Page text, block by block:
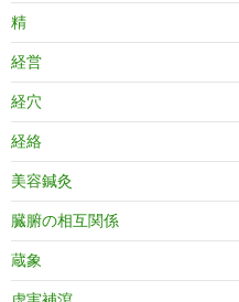
精
経営
経穴
経絡
美容鍼灸
臓腑の相互関係
蔵象